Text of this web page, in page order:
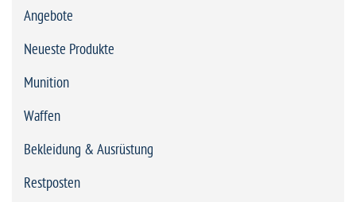
Angebote
Neueste Produkte
Munition
Waffen
Bekleidung & Ausrüstung
Restposten